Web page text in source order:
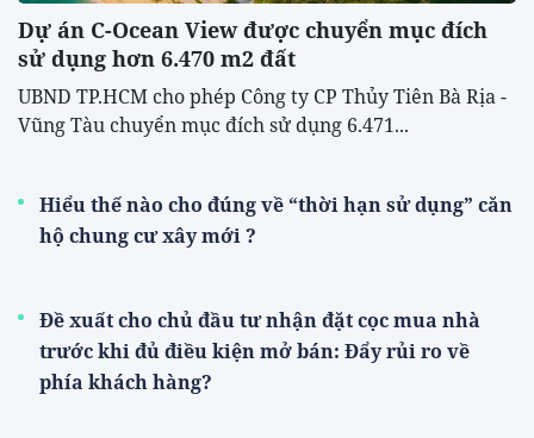
Dự án C-Ocean View được chuyển mục đích
sử dụng hơn 6.470 m2 đất
UBND TP.HCM cho phép Công ty CP Thủy Tiên Bà Rịa -
Vũng Tàu chuyển mục đích sử dụng 6.471...
Hiểu thế nào cho đúng về “thời hạn sử dụng” căn
hộ chung cư xây mới ?
Đề xuất cho chủ đầu tư nhận đặt cọc mua nhà
trước khi đủ điều kiện mở bán: Đẩy rủi ro về
phía khách hàng?